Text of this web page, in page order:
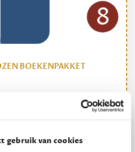
gebruik van cookies
BOEKENPAKKET
om je reading challenge te
incl. verzending
8